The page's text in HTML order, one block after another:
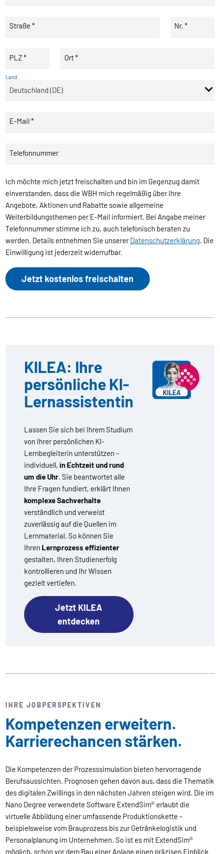
Straße * Nr. *
PLZ * Ort *
Land
E-Mail *
Telefonnummer
Ich möchte mich jetzt freischalten und bin im Gegenzug damit
einverstanden, dass die WBH mich regelmäßig über ihre
Angebote, Aktionen und Rabatte sowie allgemeine
Weiterbildungsthemen per E-Mail informiert. Bei Angabe meiner
Telefonnummer stimme ich zu, auch telefonisch beraten zu
werden. Details entnehmen Sie unsererDatenschutzerklärung. Die
Einwilligung ist jederzeit widerrufbar.
Jetzt kostenlos freischalten
KILEA: Ihre
persönliche KI-
Lernassistentin
Lassen Sie sich bei Ihrem Studium
von Ihrer persönlichen KI-
Lernbegleiterin unterstützen –
individuell, in Echtzeit und rund
um die Uhr. Sie beantwortet alle
Ihre Fragen fundiert, erklärt Ihnen
komplexe Sachverhalte
verständlich und verweist
zuverlässig auf die Quellen im
Lernmaterial. So können Sie
Ihren Lernprozess effizienter
gestalten, Ihren Studienerfolg
kontrollieren und Ihr Wissen
gezielt vertiefen.
Jetzt KILEA
entdecken
IHRE JOBPERSPEKTIVEN
Kompetenzen erweitern.
Karrierechancen stärken.
Die Kompetenzen der Prozesssimulation bieten hervorragende
Berufsaussichten. Prognosen gehen davon aus, dass die Thematik
des digitalen Zwillings in den nächsten Jahren steigen wird. Die im
Nano Degree verwendete Software ExtendSim® erlaubt die
virtuelle Abbildung einer umfassende Produktionskette –
beispielsweise vom Brauprozess bis zur Getränkelogistik und
Personalplanung im Unternehmen. So ist es mit ExtendSim®
möglich, schon vor dem Bau einer Anlage einen präzisen Einblick